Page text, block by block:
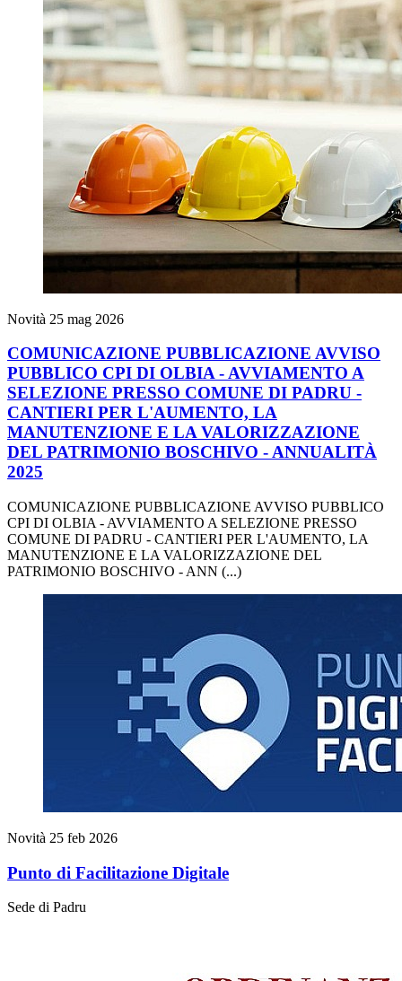
Novità 25 mag 2026
COMUNICAZIONE PUBBLICAZIONE AVVISO
PUBBLICO CPI DI OLBIA - AVVIAMENTO A
SELEZIONE PRESSO COMUNE DI PADRU -
CANTIERI PER L'AUMENTO, LA
MANUTENZIONE E LA VALORIZZAZIONE
DEL PATRIMONIO BOSCHIVO - ANNUALITÀ
2025
COMUNICAZIONE PUBBLICAZIONE AVVISO PUBBLICO
CPI DI OLBIA - AVVIAMENTO A SELEZIONE PRESSO
COMUNE DI PADRU - CANTIERI PER L'AUMENTO, LA
MANUTENZIONE E LA VALORIZZAZIONE DEL
PATRIMONIO BOSCHIVO - ANN (...)
Novità 25 feb 2026
Punto di Facilitazione Digitale
Sede di Padru